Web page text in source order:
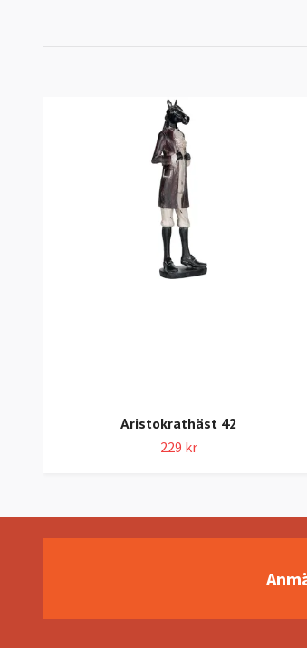
Aristokrathäst 42
229 kr